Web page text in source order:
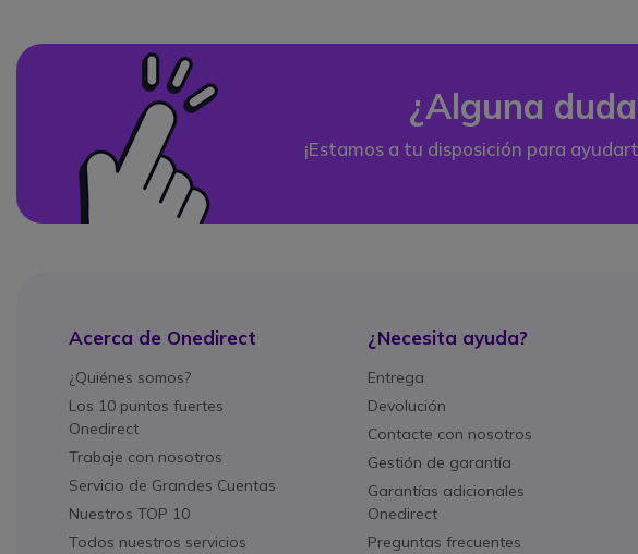
¿Alguna
¡Estamos a tu disposición para
Acerca de Onedirect
¿Quiénes somos?
Los 10 puntos fuertes
Onedirect
Trabaje con nosotros
Servicio de Grandes Cuentas
Nuestros TOP 10
Todos nuestros servicios
¿Necesita ayuda?
Entrega
Devolución
Contacte con nosotros
Gestión de garantía
Garantías adicionales
Onedirect
Preguntas frecuentes